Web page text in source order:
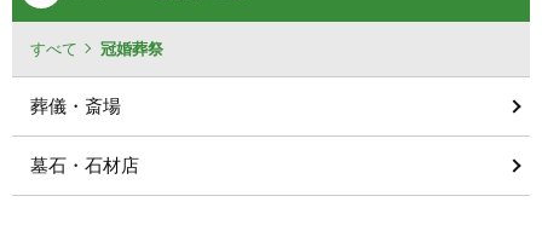
すべて 冠婚葬祭
葬儀・斎場
墓石・石材店